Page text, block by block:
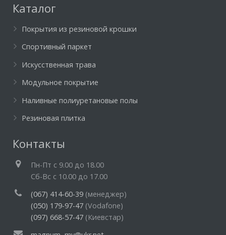
Каталог
Покрытия из резиновой крошки
Спортивный паркет
Искусственная трава
Модульное покрытие
Наливные полиуретановые полы
Резиновая плитка
Контакты
Пн-Пт c 9.00 до 18.00
Cб-Вс с 10.00 до 17.00
(067) 414-60-39 (менеджер)
(050) 179-97-47 (Vodafone)
(097) 668-57-47 (Киевстар)